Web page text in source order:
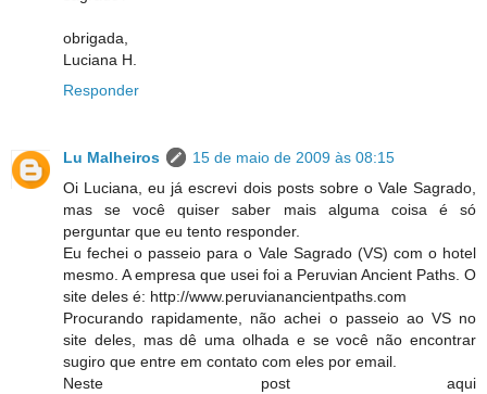
obrigada,
Luciana H.
Responder
Lu Malheiros
15 de maio de 2009 às 08:15
Oi Luciana, eu já escrevi dois posts sobre o Vale Sagrado,
mas se você quiser saber mais alguma coisa é só
perguntar que eu tento responder.
Eu fechei o passeio para o Vale Sagrado (VS) com o hotel
mesmo. A empresa que usei foi a Peruvian Ancient Paths. O
site deles é: http://www.peruvianancientpaths.com
Procurando rapidamente, não achei o passeio ao VS no
site deles, mas dê uma olhada e se você não encontrar
sugiro que entre em contato com eles por email.
Neste post aqui